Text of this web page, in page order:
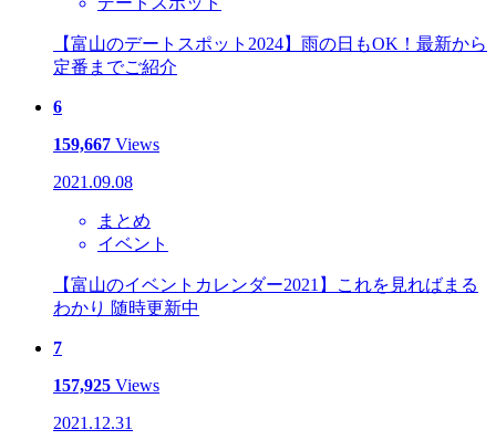
【富山のデートスポット2024】雨の日もOK！最新から
定番までご紹介
6
159,667 Views
2021.09.08
まとめ
イベント
【富山のイベントカレンダー2021】これを見ればまる
わかり 随時更新中
7
157,925 Views
2021.12.31